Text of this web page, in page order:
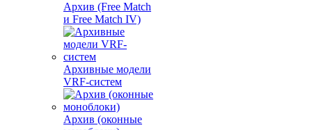
Архив (Free Match
и Free Match IV)
Архивные модели
VRF-систем
Архив (оконные